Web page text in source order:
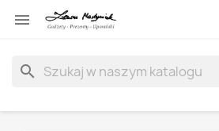

search